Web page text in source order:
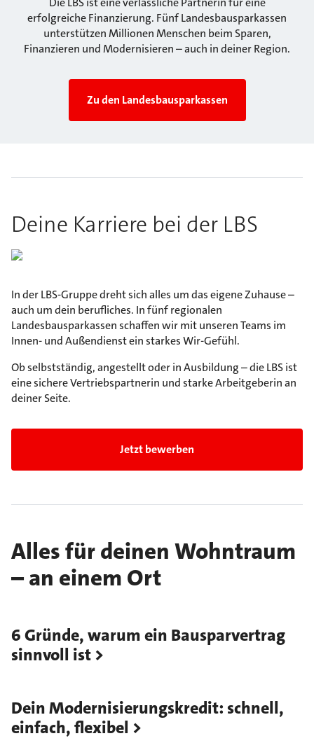
erfolgreiche Finanzierung. Fünf Landesbausparkassen
unterstützen Millionen Menschen beim Sparen,
Finanzieren und Modernisieren – auch in deiner Region.
Zu den Landesbausparkassen
Deine Karriere bei der LBS
In der LBS-Gruppe dreht sich alles um das eigene Zuhause –
auch um dein berufliches. In fünf regionalen
Landesbausparkassen schaffen wir mit unseren Teams im
Innen- und Außendienst ein starkes Wir-Gefühl.
Ob selbstständig, angestellt oder in Ausbildung – die LBS ist
eine sichere Vertriebspartnerin und starke Arbeitgeberin an
deiner Seite.
Jetzt bewerben
Alles für deinen Wohntraum
– an einem Ort
6 Gründe, warum ein Bausparvertrag
sinnvoll ist
Dein Modernisierungskredit: schnell,
einfach, flexibel